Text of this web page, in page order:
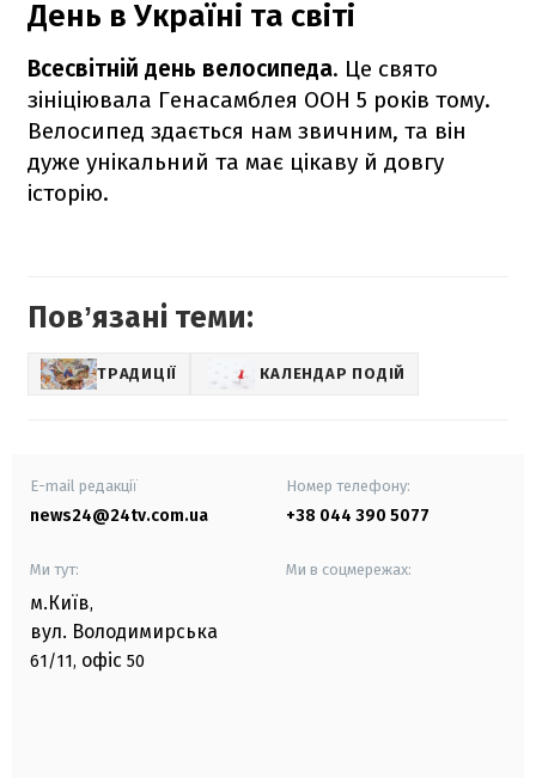
День в Україні та світі
Всесвітній день велосипеда. Це свято
зініціювала Генасамблея ООН 5 років тому.
Велосипед здається нам звичним, та він
дуже унікальний та має цікаву й довгу
історію.
Повʼязані теми:
ТРАДИЦІЇ КАЛЕНДАР ПОДІЙ
E-mail редакції
news24@24tv.com.ua
Номер телефону:
+38 044 390 5077
Ми тут:
м.Київ,
вул. Володимирська
61/11, офіс 50
Ми в соцмережах: